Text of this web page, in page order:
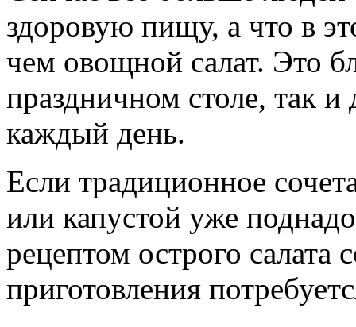
здоровую пищу, а что в
чем овощной салат. Это
праздничном столе, так
каждый день.
Если традиционное
или капустой уже
рецептом острого
приготовления